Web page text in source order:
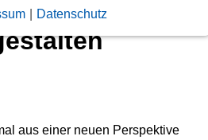
Wechloy:
aus einer neuen Perspektive
Datenschutz